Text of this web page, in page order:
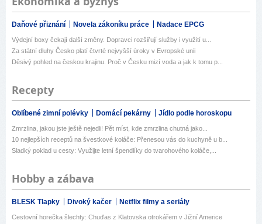
Daňové přiznání Novela zákoníku práce Nadace EPCG
Výdejní boxy čekají další změny. Dopravci rozšiřují služby i využití u...
Za státní dluhy Česko platí čtvrté nejvyšší úroky v Evropské unii
Děsivý pohled na českou krajinu. Proč v Česku mizí voda a jak k tomu p...
Recepty
Oblíbené zimní polévky Domácí pekárny Jídlo podle horoskopu
Zmrzlina, jakou jste ještě nejedli! Pět míst, kde zmrzlina chutná jako...
10 nejlepších receptů na švestkové koláče: Přenesou vás do kuchyně u b...
Sladký poklad u cesty: Využijte letní špendlíky do tvarohového koláče,...
Hobby a zábava
BLESK Tlapky Divoký kačer Netflix filmy a seriály
Cestovní horečka šlechty: Chuďas z Klatovska otrokářem v Jižní Americe